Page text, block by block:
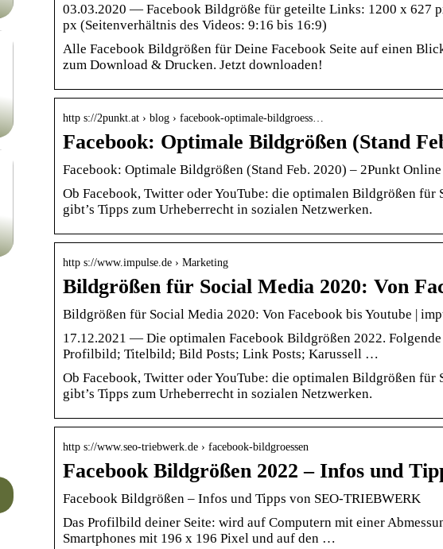
03.03.2020 — Facebook Bildgröße für geteilte Links: 1200 x 627
px (Seitenverhältnis des Videos: 9:16 bis 16:9)
Alle Facebook Bildgrößen für Deine Facebook Seite auf einen
zum Download & Drucken. Jetzt downloaden!
http s://2punkt.at › blog › facebook-optimale-bildgroess…
Facebook: Optimale Bildgrößen (Stand
Facebook: Optimale Bildgrößen (Stand Feb. 2020) – 2Punkt
Ob Facebook, Twitter oder YouTube: die optimalen Bildgrößen für
gibt’s Tipps zum Urheberrecht in sozialen Netzwerken.
http s://www.impulse.de › Marketing
Bildgrößen für Social Media 2020: Von
Bildgrößen für Social Media 2020: Von Facebook bis Youtube |
17.12.2021 — Die optimalen Facebook Bildgrößen 2022. Folgende
Profilbild; Titelbild; Bild Posts; Link Posts; Karussell …
Ob Facebook, Twitter oder YouTube: die optimalen Bildgrößen für
gibt’s Tipps zum Urheberrecht in sozialen Netzwerken.
http s://www.seo-triebwerk.de › facebook-bildgroessen
Facebook Bildgrößen 2022 – Infos und
Facebook Bildgrößen – Infos und Tipps von SEO-TRIEBWERK
Das Profilbild deiner Seite: wird auf Computern mit einer
Smartphones mit 196 x 196 Pixel und auf den …